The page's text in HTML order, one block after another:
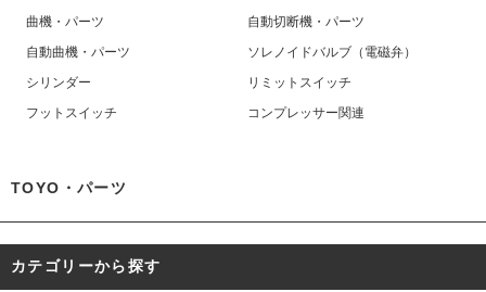
曲機・パーツ
自動切断機・パーツ
自動曲機・パーツ
ソレノイドバルブ（電磁弁）
シリンダー
リミットスイッチ
フットスイッチ
コンプレッサー関連
TOYO・パーツ
カテゴリーから探す